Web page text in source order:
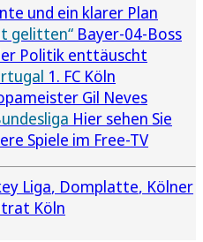
und ein klarer Plan
gelitten“ Bayer-04-Boss
Politik enttäuscht
1. FC Köln
Gil Neves
Hier sehen Sie
Spiele im Free-TV
Liga Domplatte Kölner
Köln